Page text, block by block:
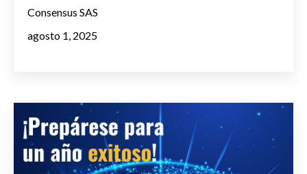
Consensus SAS
agosto 1, 2025